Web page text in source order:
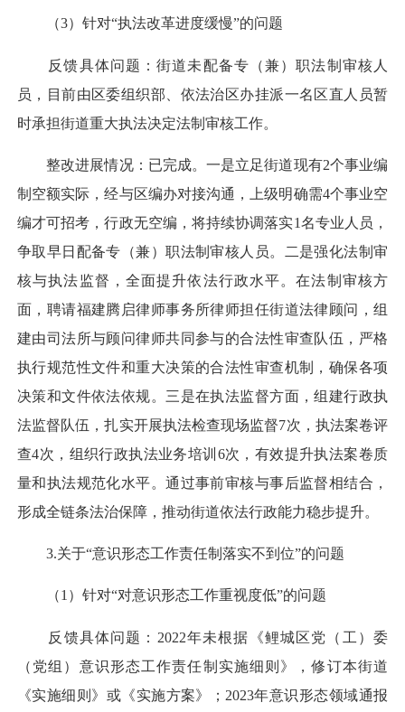
（3）针对“执法改革进度缓慢”的问题
反馈具体问题：街道未配备专（兼）职法制审核人
员，目前由区委组织部、依法治区办挂派一名区直人员暂
时承担街道重大执法决定法制审核工作。
整改进展情况：已完成。一是立足街道现有2个事业编
制空额实际，经与区编办对接沟通，上级明确需4个事业空
编才可招考，行政无空编，将持续协调落实1名专业人员，
争取早日配备专（兼）职法制审核人员。二是强化法制审
核与执法监督，全面提升依法行政水平。在法制审核方
面，聘请福建腾启律师事务所律师担任街道法律顾问，组
建由司法所与顾问律师共同参与的合法性审查队伍，严格
执行规范性文件和重大决策的合法性审查机制，确保各项
决策和文件依法依规。三是在执法监督方面，组建行政执
法监督队伍，扎实开展执法检查现场监督7次，执法案卷评
查4次，组织行政执法业务培训6次，有效提升执法案卷质
量和执法规范化水平。通过事前审核与事后监督相结合，
形成全链条法治保障，推动街道依法行政能力稳步提升。
3.关于“意识形态工作责任制落实不到位”的问题
（1）针对“对意识形态工作重视度低”的问题
反馈具体问题：2022年未根据《鲤城区党（工）委
（党组）意识形态工作责任制实施细则》，修订本街道
《实施细则》或《实施方案》；2023年意识形态领域通报